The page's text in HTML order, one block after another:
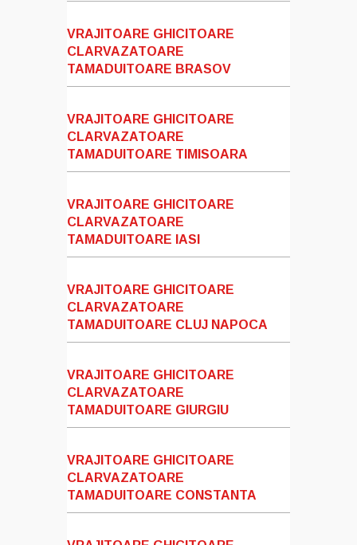
VRAJITOARE GHICITOARE
CLARVAZATOARE
TAMADUITOARE BRASOV
VRAJITOARE GHICITOARE
CLARVAZATOARE
TAMADUITOARE TIMISOARA
VRAJITOARE GHICITOARE
CLARVAZATOARE
TAMADUITOARE IASI
VRAJITOARE GHICITOARE
CLARVAZATOARE
TAMADUITOARE CLUJ NAPOCA
VRAJITOARE GHICITOARE
CLARVAZATOARE
TAMADUITOARE GIURGIU
VRAJITOARE GHICITOARE
CLARVAZATOARE
TAMADUITOARE CONSTANTA